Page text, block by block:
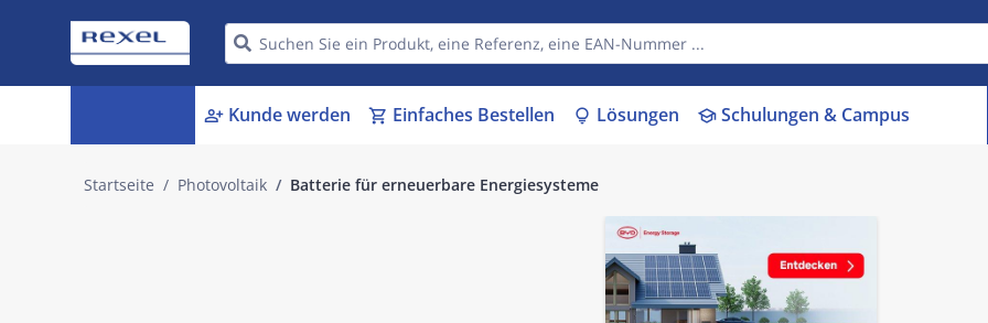
person_add Kunde werden shopping_cart Einfaches Bestellen lightbulb Lösungen schoolSchulungen & Campus
Startseite Photovoltaik Batterie für erneuerbare Energiesysteme